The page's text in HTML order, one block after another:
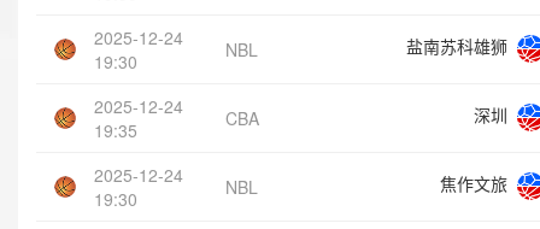
2025-12-24
19:30
NBL 盐南苏科雄狮
2025-12-24
19:35
CBA 深圳
2025-12-24
19:30
NBL 焦作文旅